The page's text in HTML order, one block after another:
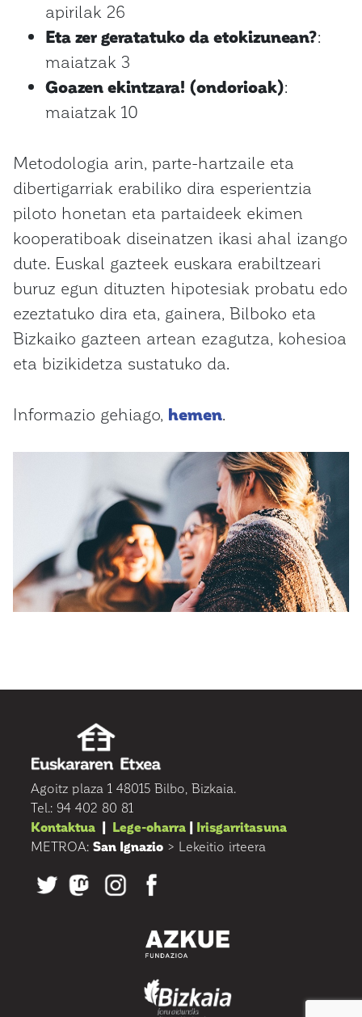
apirilak 26
Eta zer geratatuko da etokizunean?:
maiatzak 3
Goazen ekintzara! (ondorioak):
maiatzak 10
Metodologia arin, parte-hartzaile eta
dibertigarriak erabiliko dira esperientzia
piloto honetan eta partaideek ekimen
kooperatiboak diseinatzen ikasi ahal izango
dute. Euskal gazteek euskara erabiltzeari
buruz egun dituzten hipotesiak probatu edo
ezeztatuko dira eta, gainera, Bilboko eta
Bizkaiko gazteen artean ezagutza, kohesioa
eta bizikidetza sustatuko da.
Informazio gehiago, hemen.
Agoitz plaza 1 48015 Bilbo, Bizkaia.
Tel.: 94 402 80 81
Kontaktua | Lege-oharra | Irisgarritasuna
METROA: San Ignazio > Lekeitio irteera